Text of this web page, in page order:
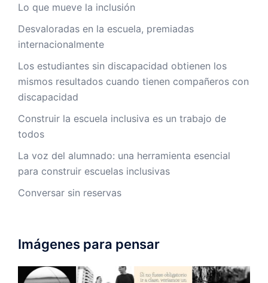
Lo que mueve la inclusión
Desvaloradas en la escuela, premiadas
internacionalmente
Los estudiantes sin discapacidad obtienen los
mismos resultados cuando tienen compañeros con
discapacidad
Construir la escuela inclusiva es un trabajo de
todos
La voz del alumnado: una herramienta esencial
para construir escuelas inclusivas
Conversar sin reservas
Imágenes para pensar